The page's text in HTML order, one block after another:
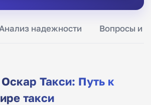
надежности Вопросы и
Такси: Путь к
такси